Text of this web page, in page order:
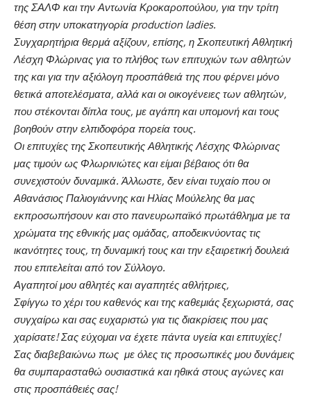
της ΣΑΛΦ και την Αντωνία Κροκαροπούλου, για την τρίτη
θέση στην υποκατηγορία production ladies.
Συγχαρητήρια θερμά αξίζουν, επίσης, η Σκοπευτική Αθλητική
Λέσχη Φλώρινας για το πλήθος των επιτυχιών των αθλητών
της και για την αξιόλογη προσπάθειά της που φέρνει μόνο
θετικά αποτελέσματα, αλλά και οι οικογένειες των αθλητών,
που στέκονται δίπλα τους, με αγάπη και υπομονή και τους
βοηθούν στην ελπιδοφόρα πορεία τους.
Οι επιτυχίες της Σκοπευτικής Αθλητικής Λέσχης Φλώρινας
μας τιμούν ως Φλωρινιώτες και είμαι βέβαιος ότι θα
συνεχιστούν δυναμικά. Άλλωστε, δεν είναι τυχαίο που οι
Αθανάσιος Παλιογιάννης και Ηλίας Μούλελης θα μας
εκπροσωπήσουν και στο πανευρωπαϊκό πρωτάθλημα με τα
χρώματα της εθνικής μας ομάδας, αποδεικνύοντας τις
ικανότητες τους, τη δυναμική τους και την εξαιρετική δουλειά
που επιτελείται από τον Σύλλογο.
Αγαπητοί μου αθλητές και αγαπητές αθλήτριες,
Σφίγγω το χέρι του καθενός και της καθεμιάς ξεχωριστά, σας
συγχαίρω και σας ευχαριστώ για τις διακρίσεις που μας
χαρίσατε! Σας εύχομαι να έχετε πάντα υγεία και επιτυχίες!
Σας διαβεβαιώνω πως με όλες τις προσωπικές μου δυνάμεις
θα συμπαρασταθώ ουσιαστικά και ηθικά στους αγώνες και
στις προσπάθειές σας!